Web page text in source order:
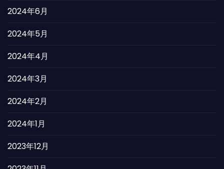
2024年6月
2024年5月
2024年4月
2024年3月
2024年2月
2024年1月
2023年12月